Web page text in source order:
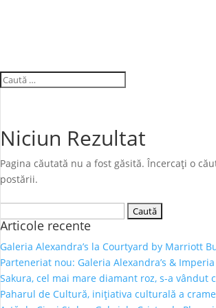
Niciun Rezultat
Pagina căutată nu a fost găsită. Încercați o
postării.
după:
Articole recente
Galeria Alexandra’s la Courtyard by Marriott
Parteneriat nou: Galeria Alexandra’s &
Sakura, cel mai mare diamant roz, s-a
Paharul de Cultură, inițiativa culturală a